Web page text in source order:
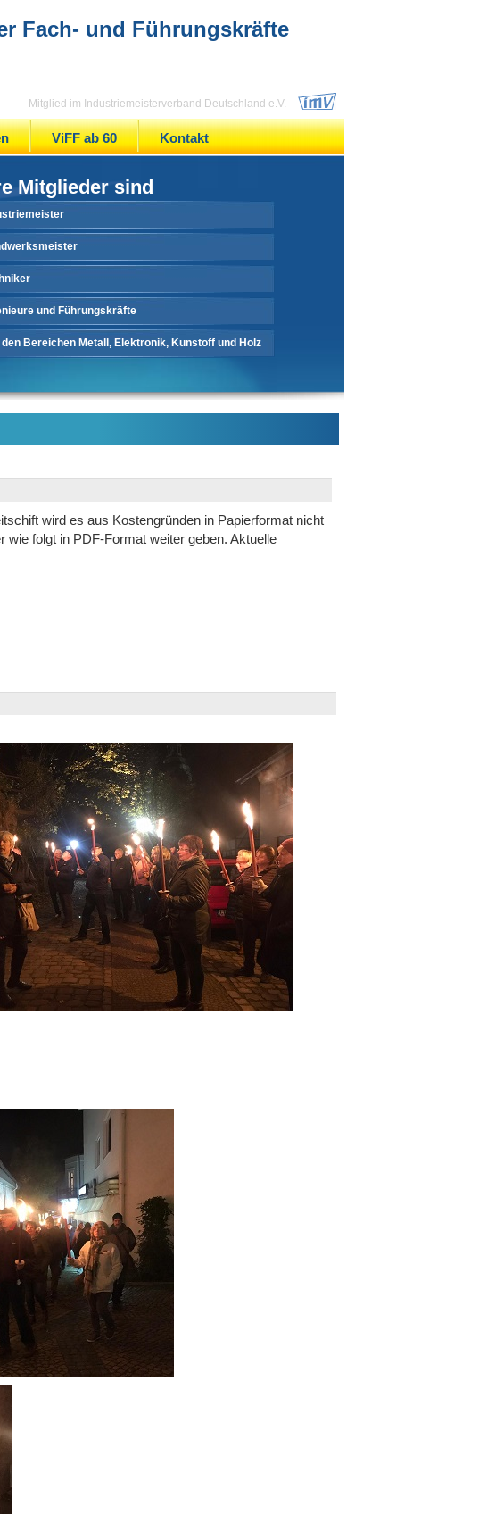
Fach- und Führungskräfte
Mitglied im Industriemeisterverband Deutschland e.V.
ViFF ab 60 Kontakt
Mitglieder sind
und Führungskräfte
Bereichen Metall, Elektronik, Kunstoff und Holz
wird es aus Kostengründen in Papierformat nicht
wie folgt in PDF-Format weiter geben. Aktuelle